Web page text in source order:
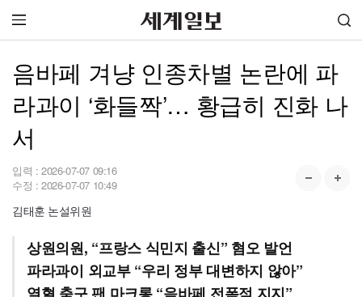
음바페 겨냥 인종차별 논란에 파
라과이 ‘화들짝’… 황급히 진화 나
서
입력 : 2026-07-07 09:16
수정 : 2026-07-07 10:49
김태훈 논설위원
상원의원, “프랑스 식민지 출신” 혐오 발언
파라과이 외교부 “우리 정부 대변하지 않아”